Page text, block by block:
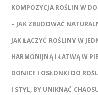
KOMPOZYCJA ROŚLIN W
– JAK ZBUDOWAĆ
JAK ŁĄCZYĆ ROŚLINY W
HARMONIJNĄ I ŁATWĄ W
DONICE I OSŁONKI DO
I STYL, BY UNIKNĄĆ